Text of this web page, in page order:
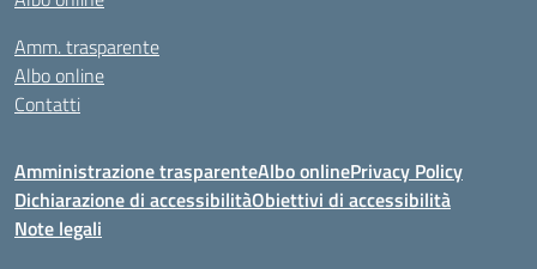
Amm. trasparente
Albo online
Contatti
Amministrazione trasparenteAlbo onlinePrivacy Policy
Dichiarazione di accessibilitàObiettivi di accessibilità
Note legali